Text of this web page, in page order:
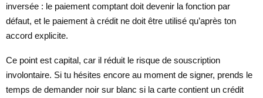
inversée : le paiement comptant doit devenir la fonction par
défaut, et le paiement à crédit ne doit être utilisé qu’après ton
accord explicite.
Ce point est capital, car il réduit le risque de souscription
involontaire. Si tu hésites encore au moment de signer, prends le
temps de demander noir sur blanc si la carte contient un crédit